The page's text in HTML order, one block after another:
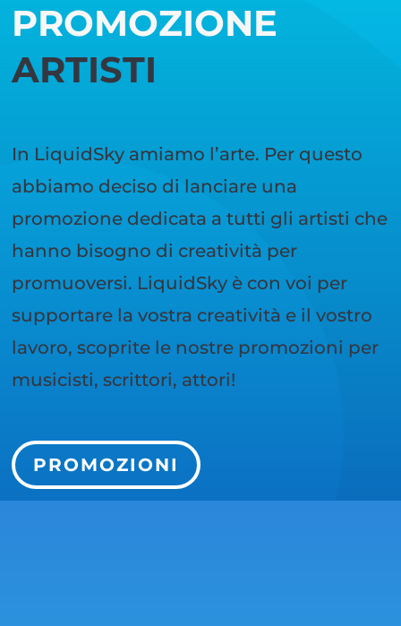
PROMOZIONE
ARTISTI
In LiquidSky amiamo l’arte. Per questo
abbiamo deciso di lanciare una
promozione dedicata a tutti gli artisti che
hanno bisogno di creatività per
promuoversi. LiquidSky è con voi per
supportare la vostra creatività e il vostro
lavoro, scoprite le nostre promozioni per
musicisti, scrittori, attori!
PROMOZIONI